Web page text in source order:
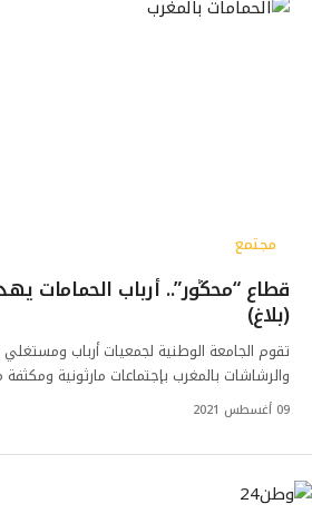
مجتمع
قطاع “محڭور”.. أرباب الحمامات
(بلاغ)
تقوم الجامعة الوطنية لجمعيات أرباب ومستغلي
والرشاشات بالمغرب بإجتماعات مارثونية
09 أغسطس 2021